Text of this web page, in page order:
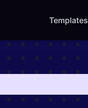
Templates